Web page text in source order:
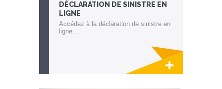
DÉCLARATION DE SINISTRE EN
LIGNE
Accédez à la déclaration de sinistre en
ligne...